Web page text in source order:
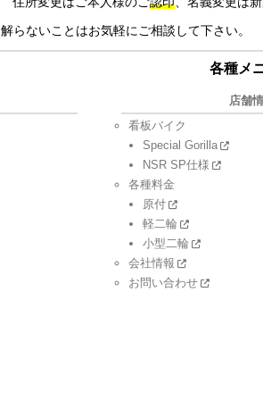
解らないことはお気軽にご相談して下さい。
各種メ
店舗
看板バイク
Special Gorilla
NSR SP仕様
各種料金
原付
軽二輪
小型二輪
会社情報
お問い合わせ